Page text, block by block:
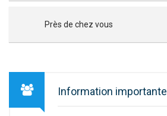
Près de chez vous
Information importante